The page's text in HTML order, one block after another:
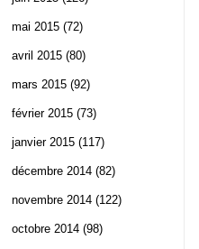
mai 2015 (72)
avril 2015 (80)
mars 2015 (92)
février 2015 (73)
janvier 2015 (117)
décembre 2014 (82)
novembre 2014 (122)
octobre 2014 (98)